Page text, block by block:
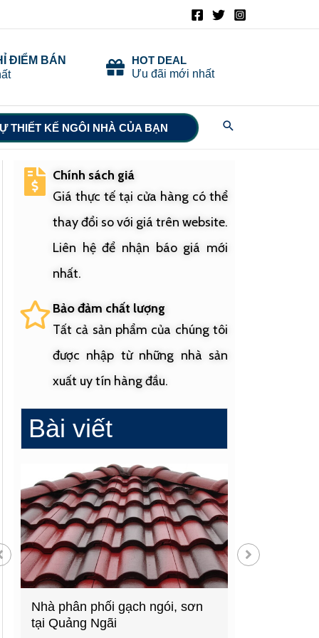
ĐIỂM BÁN
HOT DEAL
Ưu đãi mới nhất
THIẾT KẾ NGÔI NHÀ CỦA BẠN Search
Chính sách giá
Giá thực tế tại cửa hàng có thể
thay đổi so với giá trên website.
Liên hệ để nhận báo giá mới
nhất.
Bảo đảm chất lượng
Tất cả sản phẩm của chúng tôi
được nhập từ những nhà sản
xuất uy tín hàng đầu.
Bài viết
Cửa hàng vật liệu xây dựng
hàng đầu Quảng Ngãi